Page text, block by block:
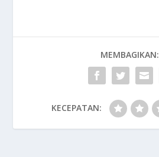
MEMBAGIKAN:
KECEPATAN: